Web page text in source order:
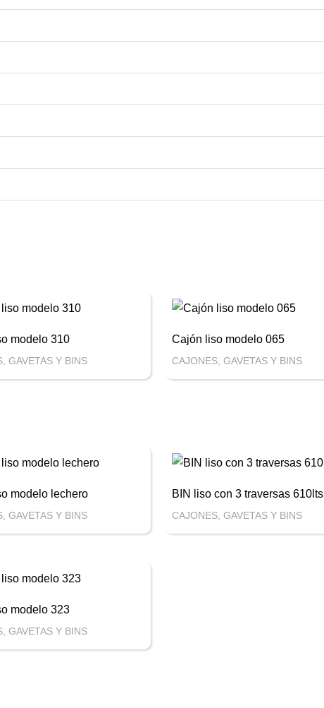
modelo 310
GAVETAS Y BINS
Cajón liso modelo 065
CAJONES, GAVETAS Y BINS
modelo lechero
GAVETAS Y BINS
BIN liso con 3 traversas 610lts
CAJONES, GAVETAS Y BINS
modelo 323
GAVETAS Y BINS